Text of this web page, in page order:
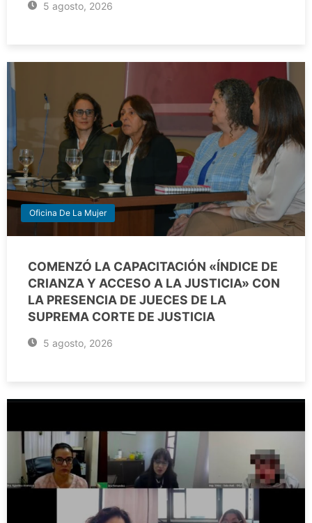
5 agosto, 2026
Oficina De La Mujer
COMENZÓ LA CAPACITACIÓN «ÍNDICE DE
CRIANZA Y ACCESO A LA JUSTICIA» CON
LA PRESENCIA DE JUECES DE LA
SUPREMA CORTE DE JUSTICIA
5 agosto, 2026